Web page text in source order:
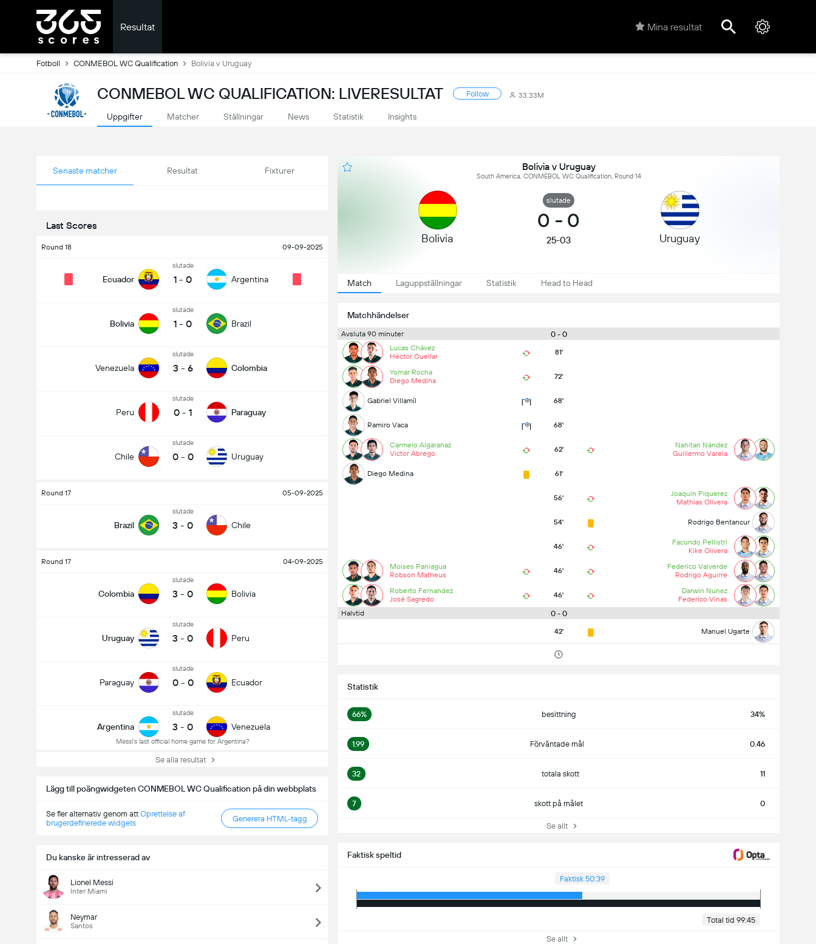
Resultat Mina resultat
Fotboll CONMEBOL WC Qualification Bolivia v Uruguay
CONMEBOL WC QUALIFICATION: LIVERESULTAT Follow 33.33M
Uppgifter Matcher Ställningar News Statistik Insights
Senaste matcher Resultat Fixturer
Last Scores
Round 18 09-09-2025
Ecuador
slutade
1 - 0 Argentina
Bolivia
slutade
1 - 0 Brazil
Venezuela
slutade
3 - 6 Colombia
Peru
slutade
0 - 1 Paraguay
Chile
slutade
0 - 0 Uruguay
Round 17 05-09-2025
Brazil
slutade
3 - 0 Chile
Round 17 04-09-2025
Colombia
slutade
3 - 0 Bolivia
Uruguay
slutade
3 - 0 Peru
Paraguay
slutade
0 - 0 Ecuador
Argentina
slutade
3 - 0
Messi's last official home game for Argentina?
Venezuela
Se alla resultat
Lägg till poängwidgeten CONMEBOL WC Qualification på din webbplats
Se fler alternativ genom att Oprettelse af
brugerdefinerede widgets
Generera HTML-tagg
Du kanske är intresserad av
Lionel Messi
Inter Miami
Neymar
Santos
Bolivia v Uruguay
South America, CONMEBOL WC Qualification, Round 14
Bolivia
slutade
0 - 0
25-03 Uruguay
Match Laguppställningar Statistik Head to Head
Matchhändelser
Avsluta 90 minuter 0 - 0
Lucas Chávez
Héctor Cuellar
81'
Yomar Rocha
Diego Medina
72'
Gabriel Villamíl 68'
Ramiro Vaca 68'
Carmelo Algaranaz
Victor Abrego
62'
Nahitan Nández
Guillermo Varela
Diego Medina 61'
56'
Joaquin Piquerez
Mathias Olivera
54' Rodrigo Bentancur
46'
Facundo Pellistri
Kike Olivera
Moises Paniagua
Robson Matheus
46'
Federico Valverde
Rodrigo Aguirre
Roberto Fernandez
José Sagredo
46'
Darwin Nunez
Federico Vinas
Halvtid
0 - 0
42' Manuel Ugarte
Statistik
66% besittning 34%
1.99 Förväntade mål 0.46
32 totala skott 11
7 skott på målet 0
Se allt
Faktisk speltid
Faktisk 50:39
Total tid 99:45
Se allt